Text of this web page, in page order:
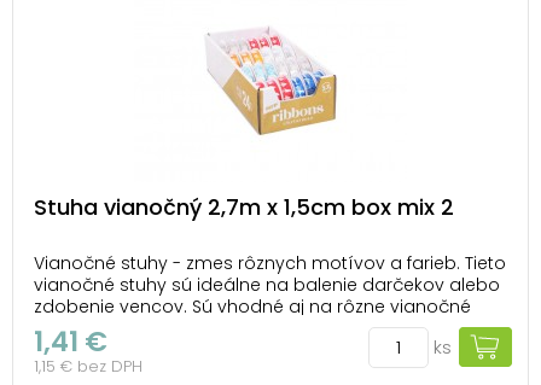
Stuha vianočný 2,7m x 1,5cm box mix 2
Vianočné stuhy - zmes rôznych motívov a farieb. Tieto
vianočné stuhy sú ideálne na balenie darčekov alebo
zdobenie vencov. Sú vhodné aj na rôzne vianočné
dekorácie. BALENIE OBSAHUJE: - 24 vianočných stúh
Motív: zmes vianočných motívov Všetkých 24 kusov je
zabalených v krabici. Uvede...
1,41 €
1,15 € bez DPH
ks